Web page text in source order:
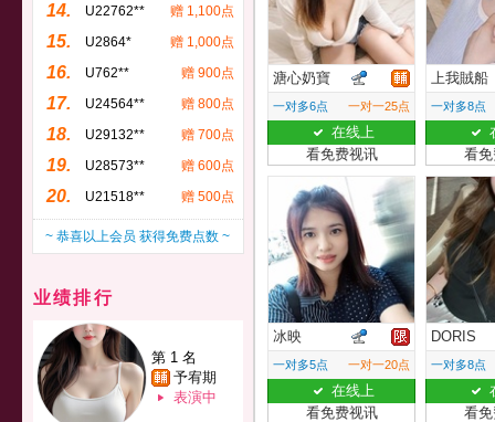
14. U22762** 赠 1,100点
15. U2864* 赠 1,000点
16. U762** 赠 900点
17. U24564** 赠 800点
18. U29132** 赠 700点
19. U28573** 赠 600点
20. U21518** 赠 500点
~ 恭喜以上会员 获得免费点数 ~
业绩排行
第 1 名
予宥期
表演中
溏心奶寶
一对多6点 一对一25点
在线上
看免费视讯
上我賊船
一对多8点
看
冰映
一对多5点 一对一20点
在线上
看免费视讯
DORIS
一对多8点
看